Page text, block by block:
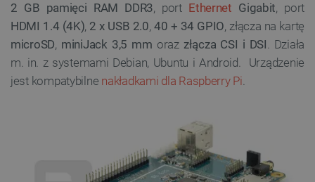
2 GB pamięci RAM DDR3, port Ethernet Gigabit, port
HDMI 1.4 (4K), 2 x USB 2.0, 40 + 34 GPIO, złącza na kartę
microSD, miniJack 3,5 mm oraz złącza CSI i DSI. Działa
m. in. z systemami Debian, Ubuntu i Android. Urządzenie
jest kompatybilne nakładkami dla Raspberry Pi.